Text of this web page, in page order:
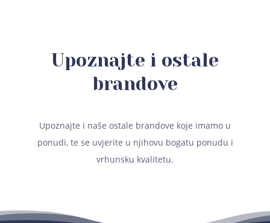
Upoznajte i ostale
brandove
Upoznajte i naše ostale brandove koje imamo u
ponudi, te se uvjerite u njihovu bogatu ponudu i
vrhunsku kvalitetu.